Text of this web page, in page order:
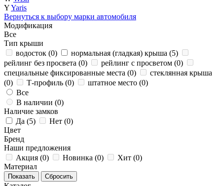
YYaris
Вернуться к выбору марки автомобиля
Модификация
Все
Тип крыши
водосток (0) нормальная (гладкая) крыша (5)
рейлинг без просвета (0) рейлинг с просветом (0)
специальные фиксированные места (0)
стеклянная крыша
(0) Т-профиль (0) штатное место (0)
Все
В наличии (0)
Наличие замков
Да (5) Нет (0)
Цвет
Бренд
Наши предложения
Акция (0) Новинка (0) Хит (0)
Материал